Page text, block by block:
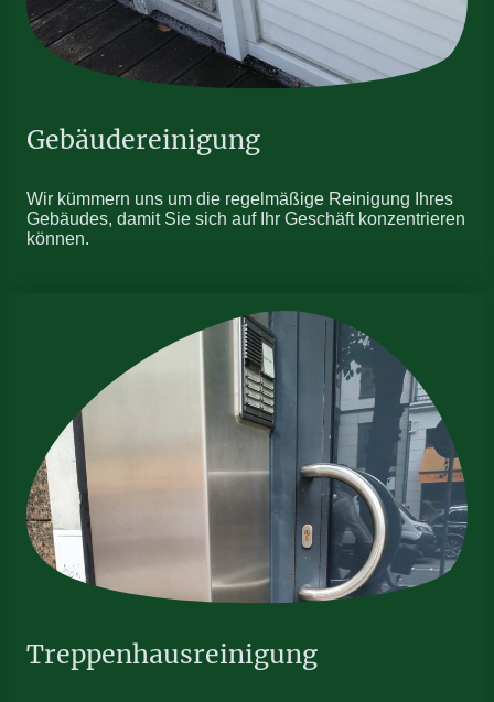
Gebäudereinigung
Wir kümmern uns um die regelmäßige Reinigung Ihres
Gebäudes, damit Sie sich auf Ihr Geschäft konzentrieren
können.
Treppenhausreinigung